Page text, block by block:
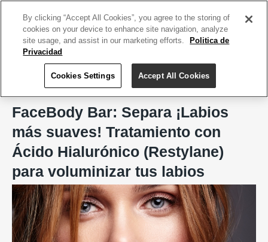
FaceBody Bar, San Juan
FaceBody Bar: Separa ¡Labios
más suaves! Tratamiento con
Ácido Hialurónico (Restylane)
para voluminizar tus labios
By clicking “Accept All Cookies”, you agree to the storing of
cookies on your device to enhance site navigation, analyze
site usage, and assist in our marketing efforts.
Politica de
Privacidad
Cookies Settings Accept All Cookies